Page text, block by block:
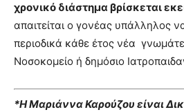
χρονικό διάστημα βρίσκεται
απαιτείται ο γονέας υπάλληλος
περιοδικά κάθε έτος νέα
Νοσοκομείο ή δημόσιο
*Η Μαριάννα Καρούζου είναι